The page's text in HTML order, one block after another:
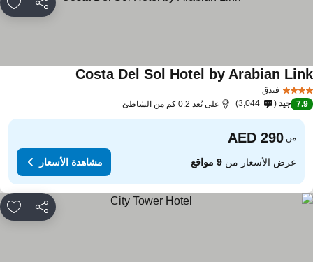
مشاركة
فندق
Costa Del Sol Hotel by Arabian
7.9 جيد 3,044 على بُعد 0.2 كم من الشاطئ
من
عرض الأسعار من9 مواقع مشاهدة الأسعار
مشاركة